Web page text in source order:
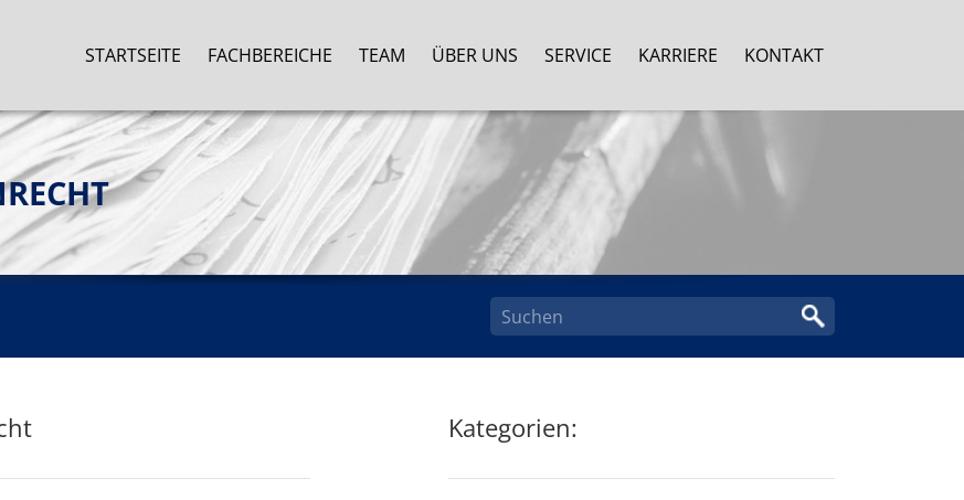
STARTSEITE FACHBEREICHE TEAM ÜBER UNS SERVICE KARRIERE KONTAKT
Kategorien: